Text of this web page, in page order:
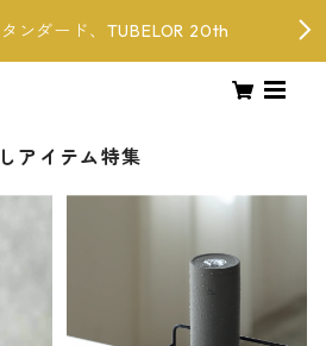
ンダード、TUBELOR 20th
アイテム特集